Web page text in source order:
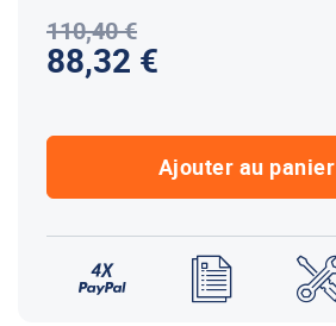
110,40 €
88,32 €
Ajouter au panier